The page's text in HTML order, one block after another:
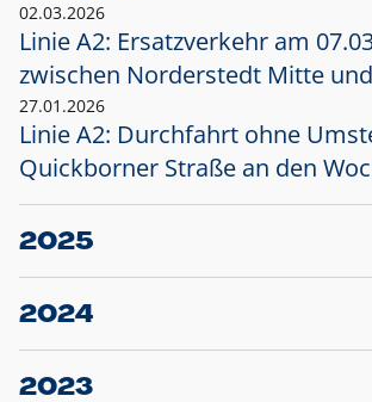
02.03.2026
Linie A2: Ersatzverkehr am
zwischen Norderstedt Mitte
27.01.2026
Linie A2: Durchfahrt ohne
Quickborner Straße an den
2025
23.12.2025
Projekt S5: Start der Bauarbeiten
2024
10.12.2024
Großprojekt S5: Sperrung der
2023